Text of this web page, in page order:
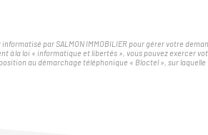
par SALMON IMMOBILIER pour gérer votre
à la loi « informatique et libertés », vous pouvez exercer
au démarchage téléphonique « Bloctel », sur